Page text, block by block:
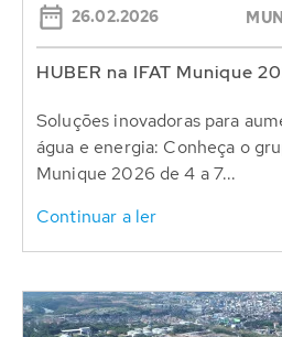
26.02.2026
HUBER na IFAT Munique
Soluções inovadoras para
água e energia: Conheça o
Munique 2026 de 4 a 7...
Continuar a ler